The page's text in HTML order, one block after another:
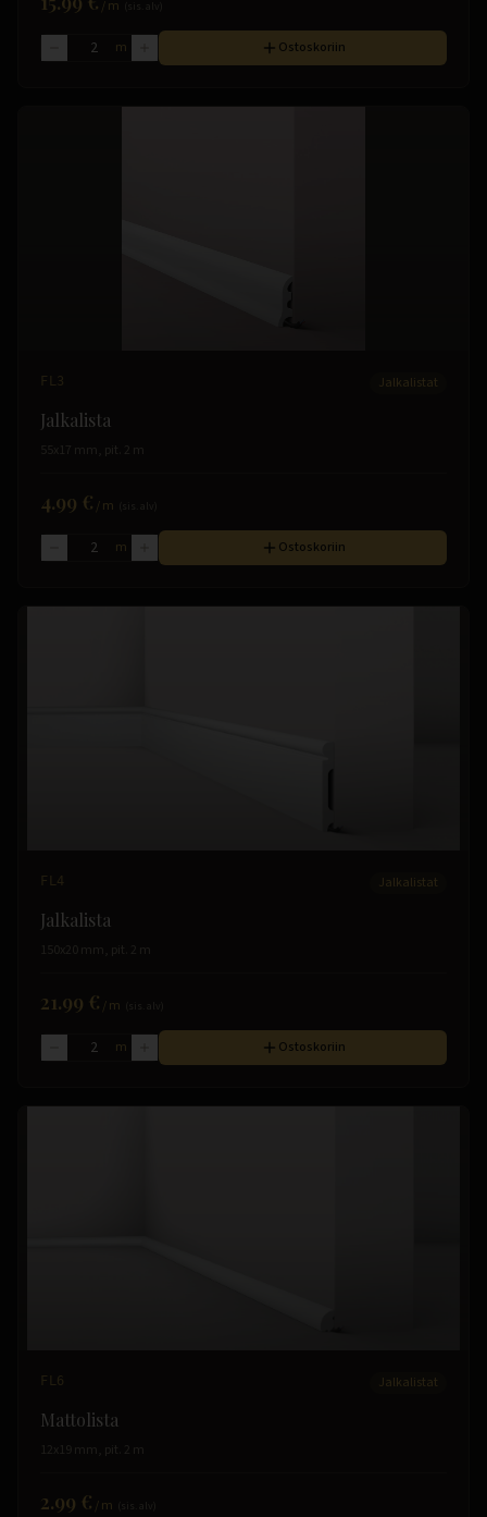
/m
m Ostoskoriin
FL3 Jalkalistat
Jalkalista
55x17 mm, pit. 2 m
4.99 € /m
m Ostoskoriin
FL4 Jalkalistat
Jalkalista
150x20 mm, pit. 2 m
21.99 € /m
m Ostoskoriin
FL6 Jalkalistat
Mattolista
12x19 mm, pit. 2 m
2.99 € /m